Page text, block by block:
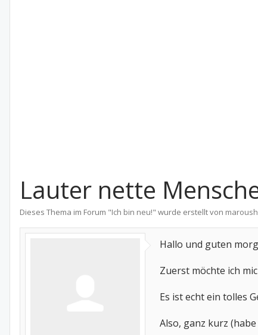
Lauter nette
Dieses Thema im Forum "Ich bin neu!" wurde erstellt von
Hallo und guten
Zuerst möchte ich
Es ist echt ein tolles
Also, ganz kurz